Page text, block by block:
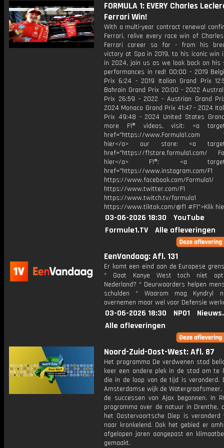
FORMULA 1: EVERY Charles
Ferrari Win!
With a multi-year contract renewal
Ferrari, relive every race win of
Ferrari career so far - from his
victory at Spa in 2019, to his iconic win
in 2024, join us as we look back on his
performances in red! 00:00 - 2019
Prix 6:24 - 2019 Italian Grand Prix
Bahrain Grand Prix 20:00 - 2022
Prix 26:59 - 2022 - Austrian Grand
2024 Monaco Grand Prix 41:47 - 2024
Prix 49:48 - 2024 United States
more F1® videos, visit: <a
href="https://www.Formula1.com
hier</a> our store: <a
href="https://f1store.formula1.com/
hier</a> F1®: <a
href="https://www.instagram.com/F1
https://www.facebook.com/Formula1/
https://www.twitter.com/F1
https://www.twitch.tv/formula1
https://www.tiktok.com/@f1 #F1">Klik
03-06-2026 18:30
YouTube
Formule1.TV
Alle afleveringen
EenVandaag: Afl. 131
Er komt een eind aan de Europese
* Gaat Kanye West toch niet
Nederland? * Deurwaarders helpen
schulden * Waarom mag Kyndryl
overnemen maar wel voor Defensie
03-06-2026 18:30 NPO1
Alle afleveringen
Noord-Zuid-Oost-West: Afl. 87
Het programma De verdwenen stad
keer een andere plek in de stad om te
die in de loop van de tijd is veranderd.
Amsterdamse wijk de
de successen van Ajax begonnen. In
programma over de natuur in Drenthe,
het Oostervoortsche Diep is veranderd
naar kronkelend. Ook het gebied er
afgelopen jaren aangepast en
gemaakt.